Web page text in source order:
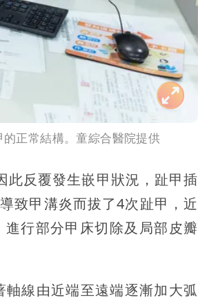
正常結構。童綜合醫院提供
此反覆發生嵌甲狀況，趾甲插
致甲溝炎而拔了4次趾甲，近
行部分甲床切除及局部皮瓣
線由近端至遠端逐漸加大弧